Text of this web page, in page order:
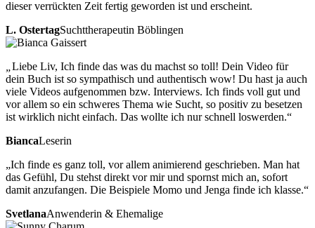
dieser verrückten Zeit fertig geworden ist und erscheint.
L. OstertagSuchttherapeutin Böblingen
Liebe Liv, Ich finde das was du machst so toll! Dein Video für
dein Buch ist so sympathisch und authentisch wow! Du hast ja auch
viele Videos aufgenommen bzw. Interviews. Ich finds voll gut und
vor allem so ein schweres Thema wie Sucht, so positiv zu besetzen
ist wirklich nicht einfach. Das wollte ich nur schnell loswerden.“
BiancaLeserin
„Ich finde es ganz toll, vor allem animierend geschrieben. Man hat
das Gefühl, Du stehst direkt vor mir und spornst mich an, sofort
damit anzufangen. Die Beispiele Momo und Jenga finde ich klasse.“
SvetlanaAnwenderin & Ehemalige